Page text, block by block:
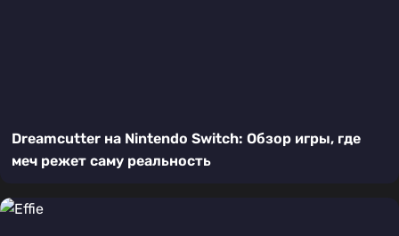
Dreamcutter на Nintendo Switch: Обзор игры, где
меч режет саму реальность